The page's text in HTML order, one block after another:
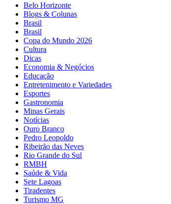
Belo Horizonte
Blogs & Colunas
Brasil
Brasil
Copa do Mundo 2026
Cultura
Dicas
Economia & Negócios
Educação
Entretenimento e Variedades
Esportes
Gastronomia
Minas Gerais
Notícias
Ouro Branco
Pedro Leopoldo
Ribeirão das Neves
Rio Grande do Sul
RMBH
Saúde & Vida
Sete Lagoas
Tiradentes
Turismo MG